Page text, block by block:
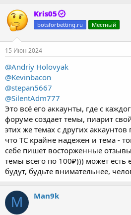
Kris05
botsforbetting.ru Местный
15 Июн 2024
@Andriy Holovyak
@Kevinbacon
@stepan5667
@SilentAdm777
Это всё его аккаунты, где с
форуме создает темы, пиарит
этих же темах с других аккаунтов
что ТС крайне надежен и тема -
себе пишет восторженные
темы всего по 100₽))) может есть
будут, будьте внимательнее,
M Man9k